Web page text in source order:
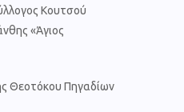
Κουτσού
«Άγιος
Θεοτόκου Πηγαδίων